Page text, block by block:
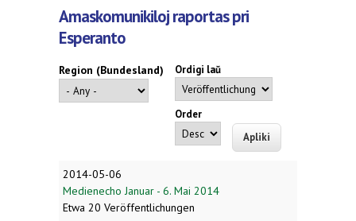
Amaskomunikiloj raportas pri
Esperanto
Region (Bundesland) Ordigi laŭ
Order
2014-05-06
Medienecho Januar - 6. Mai 2014
Etwa 20 Veröffentlichungen